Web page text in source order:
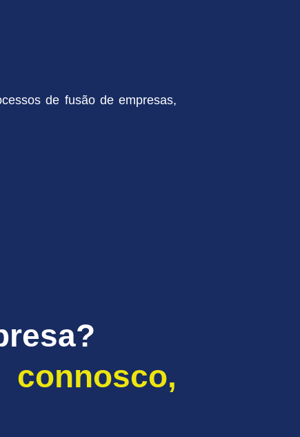
de fusão de empresas,